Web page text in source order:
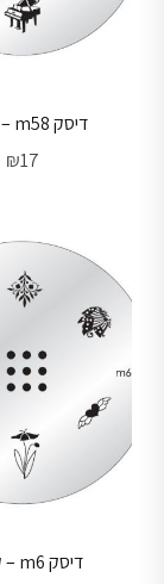
דיסק m58 – קונאד
₪17
דיסק m6 – קונאד